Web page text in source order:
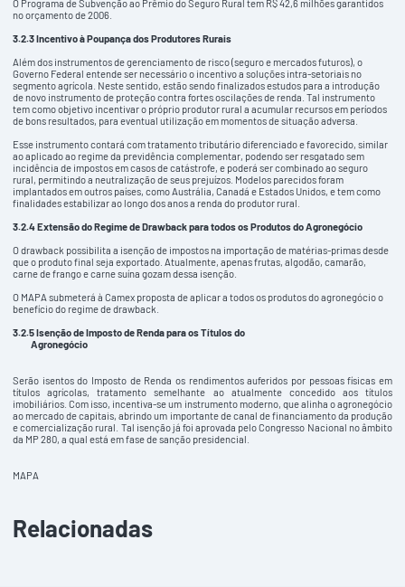
O Programa de Subvenção ao Prêmio do Seguro Rural tem R$ 42,6 milhões garantidos
no orçamento de 2006.
3.2.3 Incentivo à Poupança dos Produtores Rurais
Além dos instrumentos de gerenciamento de risco (seguro e mercados futuros), o
Governo Federal entende ser necessário o incentivo a soluções intra-setoriais no
segmento agrícola. Neste sentido, estão sendo finalizados estudos para a introdução
de novo instrumento de proteção contra fortes oscilações de renda. Tal instrumento
tem como objetivo incentivar o próprio produtor rural a acumular recursos em períodos
de bons resultados, para eventual utilização em momentos de situação adversa.
Esse instrumento contará com tratamento tributário diferenciado e favorecido, similar
ao aplicado ao regime da previdência complementar, podendo ser resgatado sem
incidência de impostos em casos de catástrofe, e poderá ser combinado ao seguro
rural, permitindo a neutralização de seus prejuízos. Modelos parecidos foram
implantados em outros países, como Austrália, Canadá e Estados Unidos, e tem como
finalidades estabilizar ao longo dos anos a renda do produtor rural.
3.2.4 Extensão do Regime de Drawback para todos os Produtos do Agronegócio
O drawback possibilita a isenção de impostos na importação de matérias-primas desde
que o produto final seja exportado. Atualmente, apenas frutas, algodão, camarão,
carne de frango e carne suína gozam dessa isenção.
O MAPA submeterá à Camex proposta de aplicar a todos os produtos do agronegócio o
benefício do regime de drawback.
3.2.5 Isenção de Imposto de Renda para os Títulos do
Agronegócio
Serão isentos do Imposto de Renda os rendimentos auferidos por pessoas físicas em
títulos agrícolas, tratamento semelhante ao atualmente concedido aos títulos
imobiliários. Com isso, incentiva-se um instrumento moderno, que alinha o agronegócio
ao mercado de capitais, abrindo um importante de canal de financiamento da produção
e comercialização rural. Tal isenção já foi aprovada pelo Congresso Nacional no âmbito
da MP 280, a qual está em fase de sanção presidencial.
MAPA
Relacionadas